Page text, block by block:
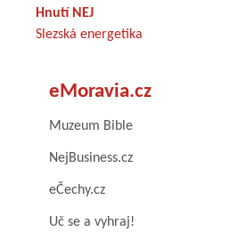
Hnutí NEJ
Slezská energetika
eMoravia.cz
Muzeum Bible
NejBusiness.cz
eČechy.cz
Uč se a vyhraj!